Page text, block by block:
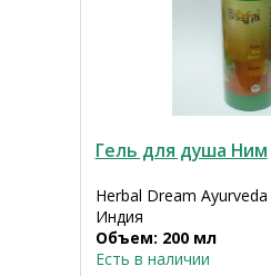
Гель для душа Ним
Herbal Dream
Индия
Объем: 200 мл
Есть в наличии